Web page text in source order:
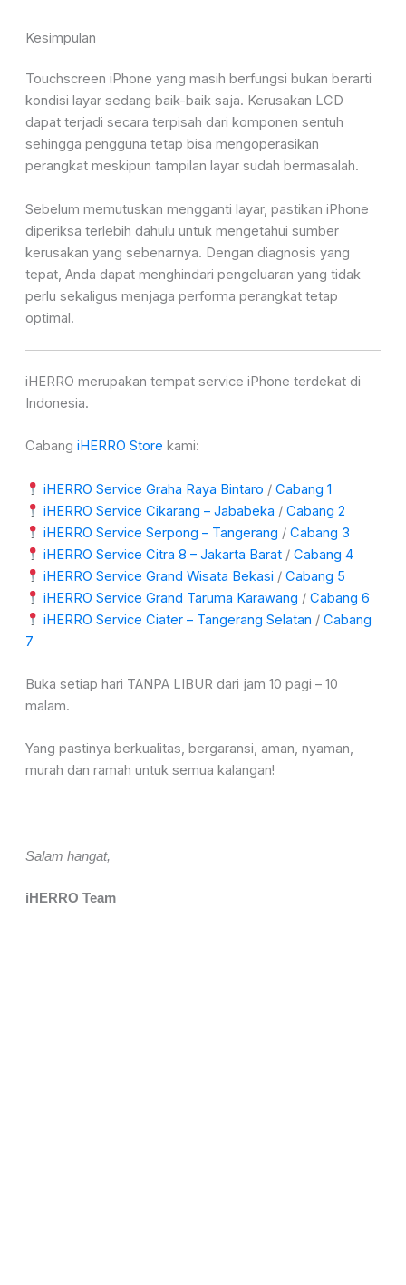
Kesimpulan
Touchscreen iPhone yang masih berfungsi bukan berarti
kondisi layar sedang baik-baik saja. Kerusakan LCD
dapat terjadi secara terpisah dari komponen sentuh
sehingga pengguna tetap bisa mengoperasikan
perangkat meskipun tampilan layar sudah bermasalah.
Sebelum memutuskan mengganti layar, pastikan iPhone
diperiksa terlebih dahulu untuk mengetahui sumber
kerusakan yang sebenarnya. Dengan diagnosis yang
tepat, Anda dapat menghindari pengeluaran yang tidak
perlu sekaligus menjaga performa perangkat tetap
optimal.
iHERRO merupakan tempat service iPhone terdekat di
Indonesia.
Cabang iHERRO Store kami:
iHERRO Service Graha Raya Bintaro /Cabang 1
iHERRO Service Cikarang – Jababeka /Cabang 2
iHERRO Service Serpong – Tangerang /Cabang 3
iHERRO Service Citra 8 – Jakarta Barat /Cabang 4
iHERRO Service Grand Wisata Bekasi /Cabang 5
iHERRO Service Grand Taruma Karawang /Cabang 6
iHERRO Service Ciater – Tangerang Selatan /Cabang
7
Buka setiap hari TANPA LIBUR dari jam 10 pagi – 10
malam.
Yang pastinya berkualitas, bergaransi, aman, nyaman,
murah dan ramah untuk semua kalangan!
Salam hangat,
iHERRO Team